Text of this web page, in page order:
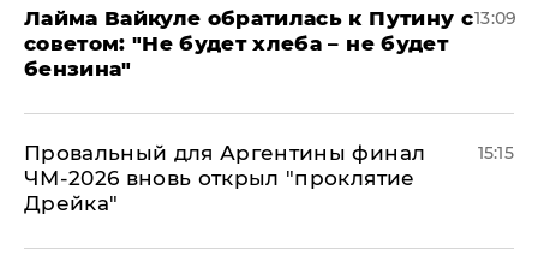
Лайма Вайкуле обратилась к Путину с
советом: "Не будет хлеба – не будет
бензина"
13:09
Провальный для Аргентины финал
ЧМ-2026 вновь открыл "проклятие
Дрейка"
15:15